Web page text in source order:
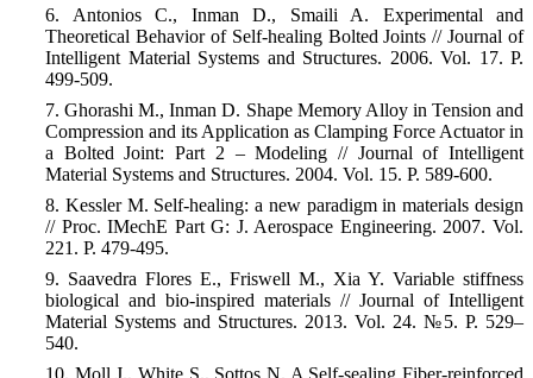
6. Antonios C., Inman D., Smaili A. Experimental and
Theoretical Behavior of Self-healing Bolted Joints //Journal of
Intelligent Material Systems and Structures. 2006. Vol. 17. P.
499-509.
7. Ghorashi M., Inman D. Shape Memory Alloy in Tension and
Compression and its Application as Clamping Force Actuator in
a Bolted Joint: Part 2 – Modeling // Journal of Intelligent
Material Systems and Structures. 2004. Vol. 15. P. 589-600.
8. Kessler M. Self-healing: a new paradigm in materials design
// Proc. IMechE Part G: J. Aerospace Engineering. 2007. Vol.
221. P. 479-495.
9. Saavedra Flores E., Friswell M., Xia Y. Variable stiffness
biological and bio-inspired materials // Journal of Intelligent
Material Systems and Structures. 2013. Vol. 24. №5. P. 529–
540.
10. Moll J., White S., Sottos N. A Self-sealing Fiber-reinforced